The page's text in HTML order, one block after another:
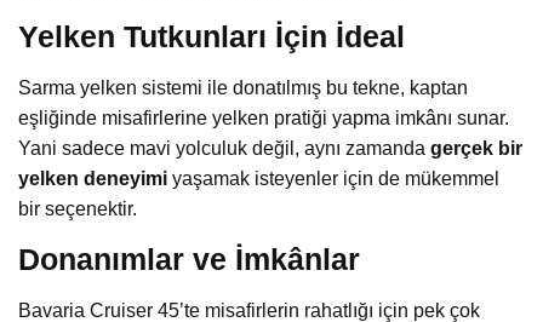
Yelken Tutkunları İçin İdeal
Sarma yelken sistemi ile donatılmış bu tekne, kaptan
eşliğinde misafirlerine yelken pratiği yapma imkânı sunar.
Yani sadece mavi yolculuk değil, aynı zamanda gerçek bir
yelken deneyimi yaşamak isteyenler için de mükemmel
bir seçenektir.
Donanımlar ve İmkânlar
Bavaria Cruiser 45’te misafirlerin rahatlığı için pek çok